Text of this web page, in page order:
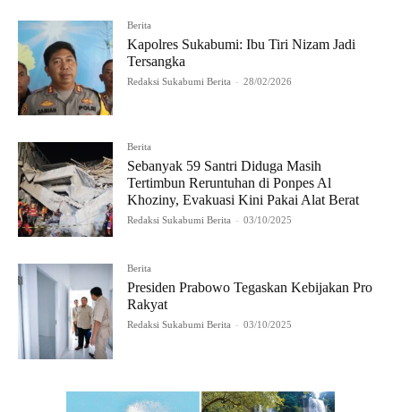
Berita
Kapolres Sukabumi: Ibu Tiri Nizam Jadi
Tersangka
Redaksi Sukabumi Berita - 28/02/2026
Berita
Sebanyak 59 Santri Diduga Masih
Tertimbun Reruntuhan di Ponpes Al
Khoziny, Evakuasi Kini Pakai Alat Berat
Redaksi Sukabumi Berita - 03/10/2025
Berita
Presiden Prabowo Tegaskan Kebijakan Pro
Rakyat
Redaksi Sukabumi Berita - 03/10/2025